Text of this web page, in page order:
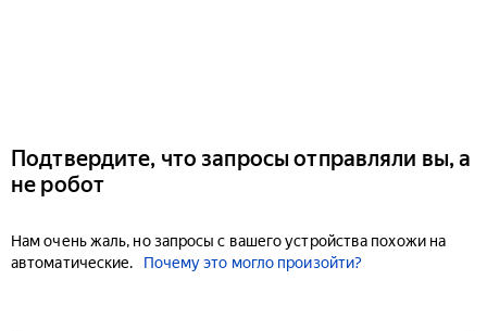
Подтвердите, что запросы отправляли вы, а
не робот
Нам очень жаль, но запросы с вашего устройства похожи на
автоматические.
Почему это могло произойти?